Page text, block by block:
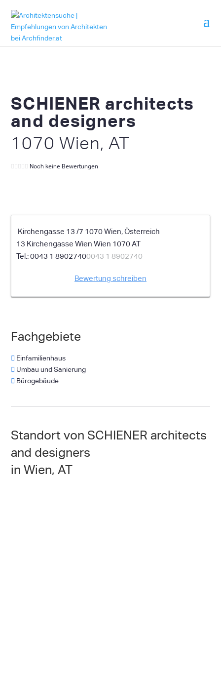
SCHIENER architects
and designers
1070 Wien, AT
Noch keine Bewertungen
Kirchengasse 13 /7 1070 Wien, Österreich
13 Kirchengasse Wien Wien 1070 AT
0043 1 89027400043 1 8902740
Bewertung schreiben
Fachgebiete
Einfamilienhaus
Umbau und Sanierung
Bürogebäude
Standort von SCHIENER architects
and designers
in Wien, AT